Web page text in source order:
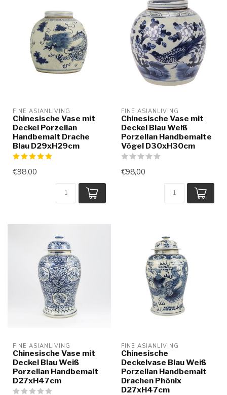
FINE ASIANLIVING
Chinesische Vase mit
Deckel Porzellan
Handbemalt Drache
Blau D29xH29cm
€98,00
FINE ASIANLIVING
Chinesische Vase mit
Deckel Blau Weiß
Porzellan Handbemalte
Vögel D30xH30cm
€98,00
FINE ASIANLIVING
Chinesische Vase mit
Deckel Blau Weiß
Porzellan Handbemalt
D27xH47cm
FINE ASIANLIVING
Chinesische
Deckelvase Blau Weiß
Porzellan Handbemalt
Drachen Phönix
D27xH47cm